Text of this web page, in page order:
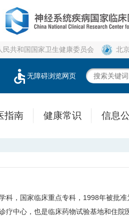
民共和国国家卫生健康委员会 北
无障碍浏览网页
指南 健康常识 信息
科，国家临床重点专科，1998年被批准
中心，也是临床药物试验基地和住院